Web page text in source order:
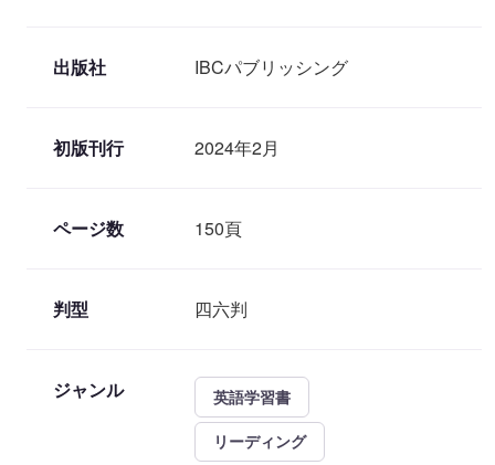
出版社 IBCパブリッシング
初版刊行 2024年2月
ページ数 150頁
判型 四六判
ジャンル 英語学習書
リーディング